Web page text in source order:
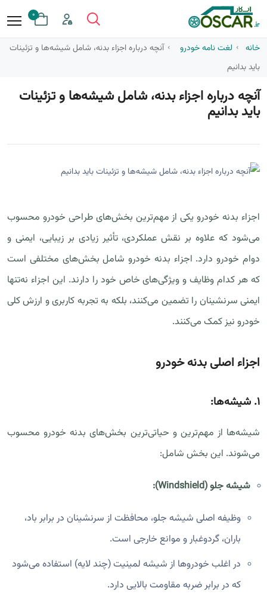
0
خانه لغت نامه خودرو
آنچه درباره اجزاء بدنه، شامل شیشه‌ها و تزئینات
باید بدانیم
آنچه درباره اجزاء بدنه، شامل شیشه‌ها و تزئینات
باید بدانیم
اجزاء بدنه خودرو یکی از مهم‌ترین بخش‌های طراحی خودرو محسوب
می‌شود که علاوه بر نقش عملکردی، تأثیر زیادی بر زیبایی، ایمنی و
دوام خودرو دارد. اجزاء بدنه خودرو شامل بخش‌های مختلفی است
که هر کدام وظایف و ویژگی‌های خاص خود را دارند. این اجزاء نه‌تنها
ایمنی سرنشینان را تضمین می‌کنند، بلکه به تجربه کاربری و ارزش کلی
خودرو نیز کمک می‌کنند.
اجزاء اصلی بدنه خودرو
۱. شیشه‌ها:
شیشه‌ها از مهم‌ترین و حیاتی‌ترین بخش‌های بدنه خودرو محسوب
می‌شوند. این بخش شامل:
شیشه جلو (Windshield):
وظیفه اصلی شیشه جلو، محافظت از سرنشینان در برابر باد،
باران، گردوغبار و موانع خارجی است.
در اغلب خودروها از شیشه لمینیت (چند لایه) استفاده می‌شود
که در برابر ضربه مقاومت بالایی دارد.